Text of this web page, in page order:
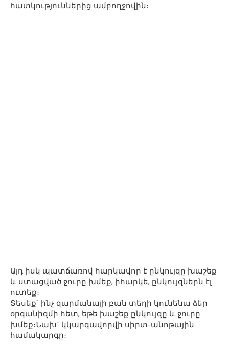
հատկություններից ամբողջովին։
Այդ իսկ պատճառով հարկավոր է ընկույզը խաշեք
և ստացված ջուրը խմեք, իհարկե, ընկույզներն էլ
ուտեք։
Տեսեք` ինչ զարմանալի բան տեղի կունենա ձեր
օրգանիզմի հետ, եթե խաշեք ընկույզը և ջուրը
խմեք։Նախ` կկարգավորվի սիրտ-անոթային
համակարգը։